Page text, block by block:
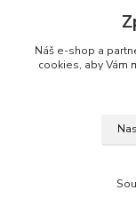
Kde nás
407 47 Varnsdorf,
Náš e-shop a
cookies, aby Vám